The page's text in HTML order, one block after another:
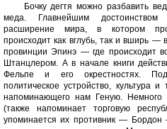
Бочку дегтя можно разбавить
меда. Главнейшим достоинством
расширение мира, в котором
происходит как вглубь, так и вширь
провинции Эпинэ — где происходит
Штанцлером. А в начале книги
Фельпе и его окрестностях.
политическое устройство, культура
напоминающего нам Геную. Немного
(также напоминает торговую
упоминается их противник —